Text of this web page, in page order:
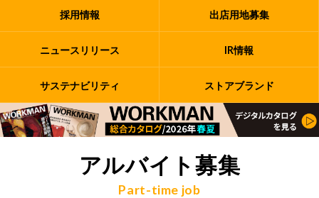
採用情報 出店用地募集
ニュースリリース IR情報
サステナビリティ ストアブランド
アルバイト募集
Part-time job